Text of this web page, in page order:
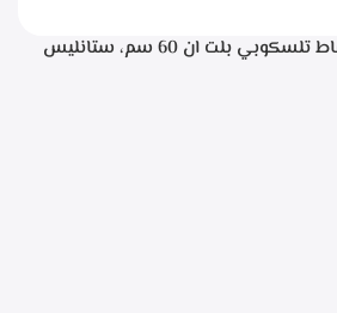
.البا شفاط تلسكوبي بلت ان 60 سم، ستانليس